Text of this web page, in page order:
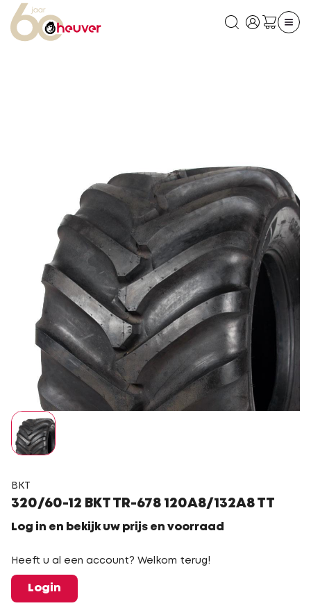
BKT
320/60-12 BKT TR-678 120A8/132A8 TT
Log in en bekijk uw prijs en voorraad
Heeft u al een account? Welkom terug!
Login